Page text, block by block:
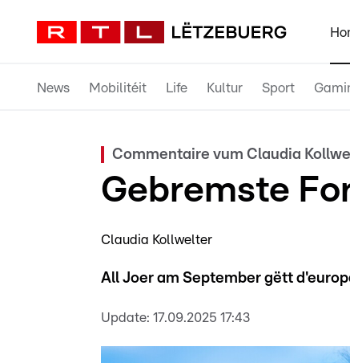
News Mobilitéit Life Kultur Sport
Commentaire vum Claudia
Gebremste
Claudia Kollwelter
All Joer am September gëtt
Update: 17.09.2025 17:43